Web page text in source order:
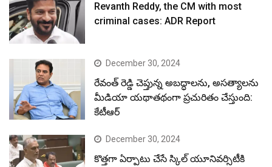
Revanth Reddy, the CM with most
criminal cases: ADR Report
December 30, 2024
రేవంత్ రెడ్డి చెప్తున్న అబద్ధాలను, అసత్యాలను
మీడియా యథాతథంగా ప్రచురితం చేస్తుంది:
కేటీఆర్
December 30, 2024
కొత్తగా ఏర్పాటు చేసే స్కిల్ యూనివర్సిటీకి